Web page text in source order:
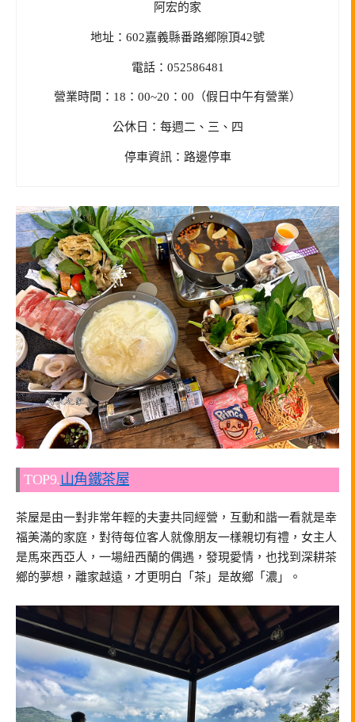
阿宏的家
地址：602嘉義縣番路鄉隙頂42號
電話：052586481
營業時間：18：00~20：00（假日中午有營業）
公休日：每週二、三、四
停車資訊：路邊停車
TOP9. 山角鐵茶屋
茶屋是由一對非常年輕的夫妻共同經營，互動和諧一看就是幸
福美滿的家庭，對待每位客人就像朋友一樣親切有禮，女主人
是馬來西亞人，一場紐西蘭的偶遇，發現愛情，也找到深耕茶
鄉的夢想，離家越遠，才更明白「茶」是故鄉「濃」。